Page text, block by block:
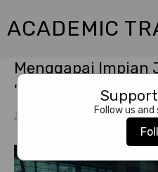
Follow us
ACADEMIC
Menggapai Impian
"Finland, I'm
12/30/2023